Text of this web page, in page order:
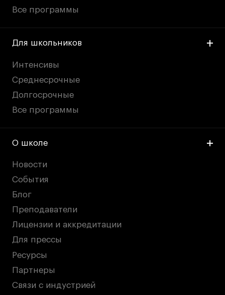
Все программы
Для школьников
Интенсивы
Среднесрочные
Долгосрочные
Все программы
О школе
Новости
События
Блог
Преподаватели
Лицензии и аккредитации
Для прессы
Ресурсы
Партнеры
Связи с индустрией